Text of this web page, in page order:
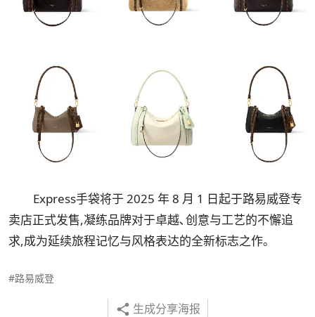
Express手袋将于 2025 年 8 月 1 日起于路易威登专
卖店正式发售,凝练品牌对于卓越､创意与工艺的不懈追
求,成为延续旅程记忆与风格表达的全新标志之作｡
#路易威登
生成分享海报